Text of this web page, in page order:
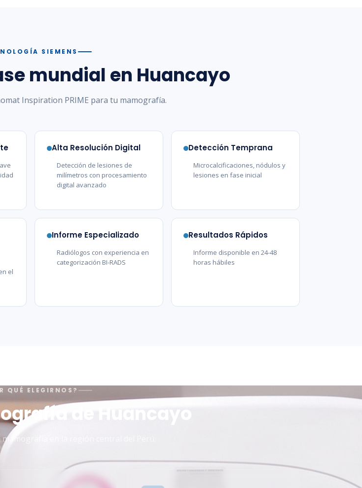
SIEMENS
mundial en Huancayo
Inspiration PRIME para tu mamografía.
Alta Resolución Digital
Detección de lesiones de
milímetros con procesamiento
digital avanzado
Detección Temprana
Microcalcificaciones, nódulos y
lesiones en fase inicial
el
Informe Especializado
Radiólogos con experiencia en
categorización BI-RADS
Resultados Rápidos
Informe disponible en 24-48
horas hábiles
QUÉ ELEGIRNOS?
de Huancayo
en la región central del Perú.